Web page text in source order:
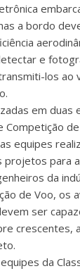
a bordo
e
los ao
em duas
de
equipes
para
da
de Voo, os
ser
crescentes,
da